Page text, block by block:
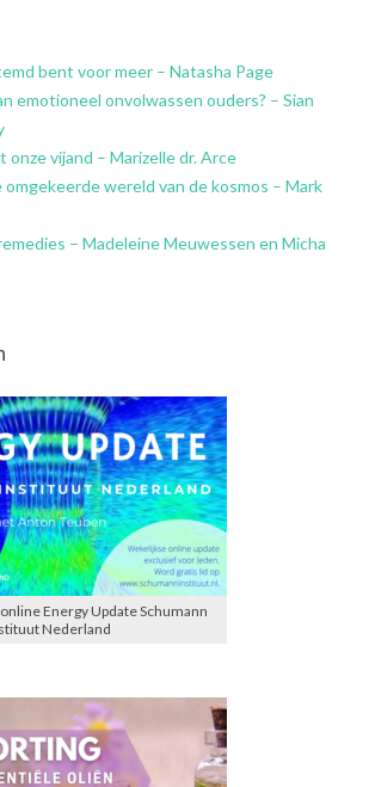
bent voor meer – Natasha Page
emotioneel onvolwassen ouders? – Sian
onze vijand – Marizelle dr. Arce
omgekeerde wereld van de kosmos – Mark
– Madeleine Meuwessen en Micha
Energy Update Schumann
Nederland